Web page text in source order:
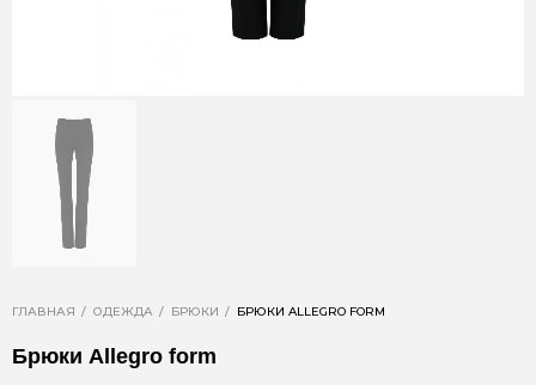
ГЛАВНАЯ ОДЕЖДА БРЮКИ БРЮКИ ALLEGRO FORM
Брюки Allegro form